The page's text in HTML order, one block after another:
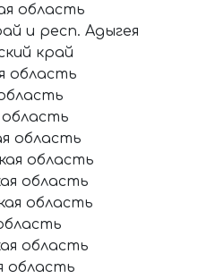
область
и респ. Адыгея
край
область
область
область
область
область
область
область